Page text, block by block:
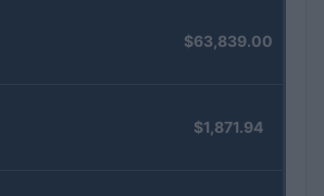
$63,839.00
$1,871.94